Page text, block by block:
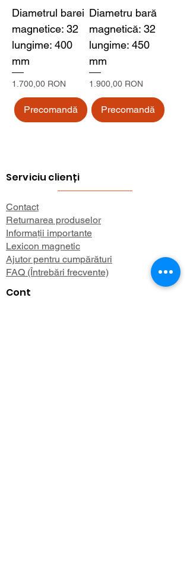
Diametrul barei
magnetice: 32
lungime: 400
mm
Preț
1.700,00 RON
Precomandă
Diametru bară
magnetică: 32
lungime: 450
mm
Preț
1.900,00 RON
Precomandă
Serviciu clienți
Contact
Returnarea produselor
Informații importante
Lexicon magnetic
Ajutor pentru cumpărături
FAQ (Întrebări frecvente)
Cont